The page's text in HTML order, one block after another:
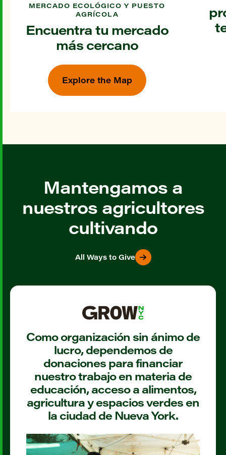
MERCADO ECOLÓGICO Y PUESTO
AGRÍCOLA
Encuentra tu mercado
más cercano
Explore the Map
Mantengamos a
nuestros agricultores
cultivando
All Ways to Give
Como organización sin ánimo de
lucro, dependemos de
donaciones para financiar
nuestro trabajo en materia de
educación, acceso a alimentos,
agricultura y espacios verdes en
la ciudad de Nueva York.